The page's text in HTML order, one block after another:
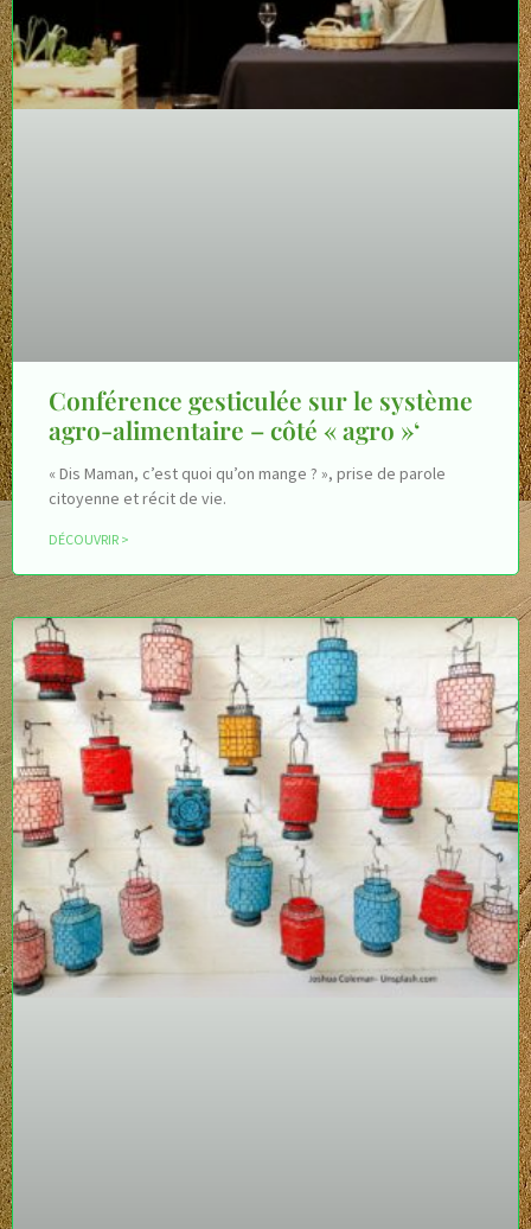
Conférence gesticulée sur le système
agro-alimentaire – côté « agro »‘
« Dis Maman, c’est quoi qu’on mange ? », prise de parole
citoyenne et récit de vie.
DÉCOUVRIR >